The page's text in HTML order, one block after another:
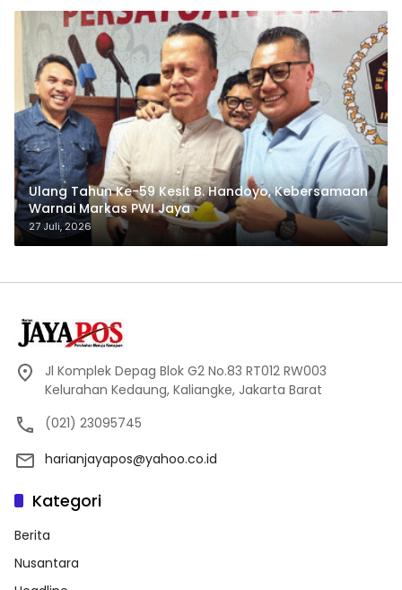
Ulang Tahun Ke-59 Kesit B. Handoyo, Kebersamaan
Warnai Markas PWI Jaya
27 Juli, 2026
Jl Komplek Depag Blok G2 No.83 RT012 RW003
Kelurahan Kedaung, Kaliangke, Jakarta Barat
(021) 23095745
harianjayapos@yahoo.co.id
Kategori
Berita
Nusantara